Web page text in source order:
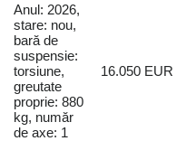
Anul: 2026,
stare: nou,
bară de
suspensie:
torsiune,
greutate
proprie: 880
kg, număr
de axe: 1
16.050 EUR